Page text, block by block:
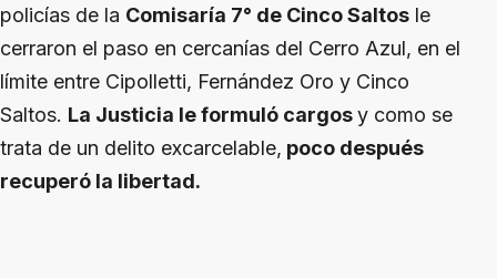
policías de la Comisaría 7° de Cinco Saltos le
cerraron el paso en cercanías del Cerro Azul, en el
límite entre Cipolletti, Fernández Oro y Cinco
Saltos. La Justicia le formuló cargosy como se
trata de un delito excarcelable, poco después
recuperó la libertad.